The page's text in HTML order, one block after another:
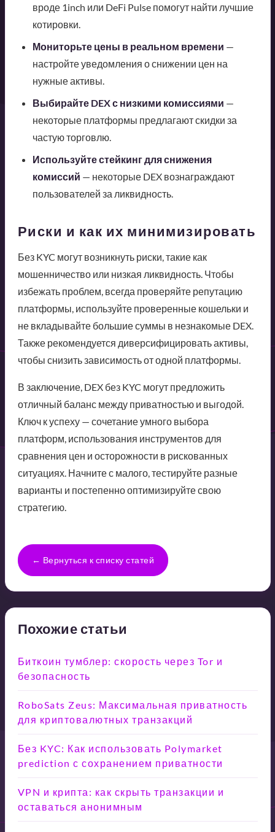
вроде 1inch или DeFi Pulse помогут найти лучшие
котировки.
Мониторьте цены в реальном времени —
настройте уведомления о снижении цен на
нужные активы.
Выбирайте DEX с низкими комиссиями —
некоторые платформы предлагают скидки за
частую торговлю.
Используйте стейкинг для снижения
комиссий — некоторые DEX вознаграждают
пользователей за ликвидность.
Риски и как их минимизировать
Без KYC могут возникнуть риски, такие как
мошенничество или низкая ликвидность. Чтобы
избежать проблем, всегда проверяйте репутацию
платформы, используйте проверенные кошельки и
не вкладывайте большие суммы в незнакомые DEX.
Также рекомендуется диверсифицировать активы,
чтобы снизить зависимость от одной платформы.
В заключение, DEX без KYC могут предложить
отличный баланс между приватностью и выгодой.
Ключ к успеху — сочетание умного выбора
платформ, использования инструментов для
сравнения цен и осторожности в рискованных
ситуациях. Начните с малого, тестируйте разные
варианты и постепенно оптимизируйте свою
стратегию.
← Вернуться к списку статей
Похожие статьи
Биткоин тумблер: скорость через Tor и
безопасность
RoboSats Zeus: Максимальная приватность
для криптовалютных транзакций
Без KYC: Как использовать Polymarket
prediction с сохранением приватности
VPN и крипта: как скрыть транзакции и
оставаться анонимным